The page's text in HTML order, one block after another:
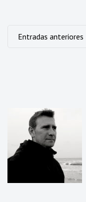
Navegación
Entradas anteriores